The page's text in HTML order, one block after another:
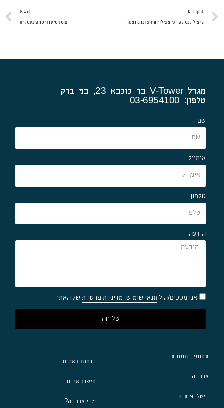
קודם
הקודם
פיצול נכס לצרכי פעילויות המזכות בפטור
הבא
מוסד סיעודי סווג כעסקים
מגדל V-Tower בר כוכבא 23, בני ברק
טלפון: 03-6954100
שם
אימייל
טלפון
הודעה
אני מסכים/ה ל תנאי שימוש ומדיניות פרטיות של האתר
שליחה
תחומי התמחות
ארנונה
היטלי פיתוח
הנחות בארנונה
חישוב ארנונה
מהי ארנונה?